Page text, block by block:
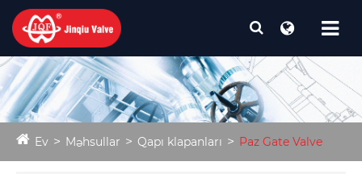
Ev Məhsullar Qapı klapanları Paz Gate Valve